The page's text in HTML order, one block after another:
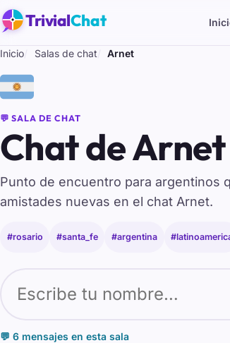
TrivialChat
Inicio Salas de chat Arnet
🇦🇷
💬 SALA DE CHAT
Chat de
Punto de encuentro para argentinos
amistades nuevas en el chat Arnet.
#rosario #santa_fe #argentina
💬 6 mensajes en esta sala